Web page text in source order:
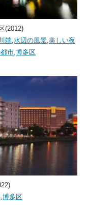
(2012)
端,水辺の風景,美しい夜
市,博多区
,博多区